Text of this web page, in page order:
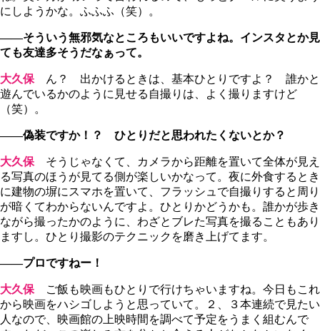
にしようかな。ふふふ（笑）。
――そういう無邪気なところもいいですよね。インスタとか見
ても友達多そうだなぁって。
大久保 ん？ 出かけるときは、基本ひとりですよ？ 誰かと
遊んでいるかのように見せる自撮りは、よく撮りますけど
（笑）。
――偽装ですか！？ ひとりだと思われたくないとか？
大久保 そうじゃなくて、カメラから距離を置いて全体が見え
る写真のほうが見てる側が楽しいかなって。夜に外食するとき
に建物の塀にスマホを置いて、フラッシュで自撮りすると周り
が暗くてわからないんですよ。ひとりかどうかも。誰かが歩き
ながら撮ったかのように、わざとブレた写真を撮ることもあり
ますし。ひとり撮影のテクニックを磨き上げてます。
――プロですねー！
大久保 ご飯も映画もひとりで行けちゃいますね。今日もこれ
から映画をハシゴしようと思っていて。２、３本連続で見たい
人なので、映画館の上映時間を調べて予定をうまく組むんで